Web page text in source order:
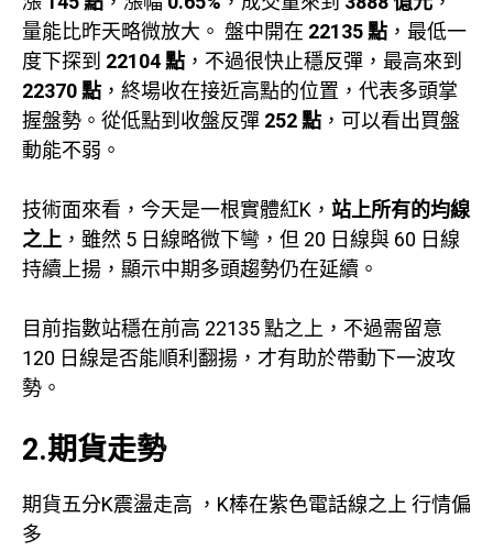
量能比昨天略微放大。 盤中開在 22135 點 ，最低一
度下探到 22104 點 ，不過很快止穩反彈，最高來到
22370 點 ，終場收在接近高點的位置，代表多頭掌
握盤勢。從低點到收盤反彈 252 點 ，可以看出買盤
動能不弱。
技術面來看，今天是一根實體紅K， 站上所有的均線
之上 ，雖然 5 日線略微下彎，但 20 日線與 60 日線
持續上揚，顯示中期多頭趨勢仍在延續。
目前指數站穩在前高 22135 點之上，不過需留意
120 日線是否能順利翻揚，才有助於帶動下一波攻
勢。
2.期貨走勢
期貨五分K震盪走高 ，K棒在紫色電話線之上 行情偏
多